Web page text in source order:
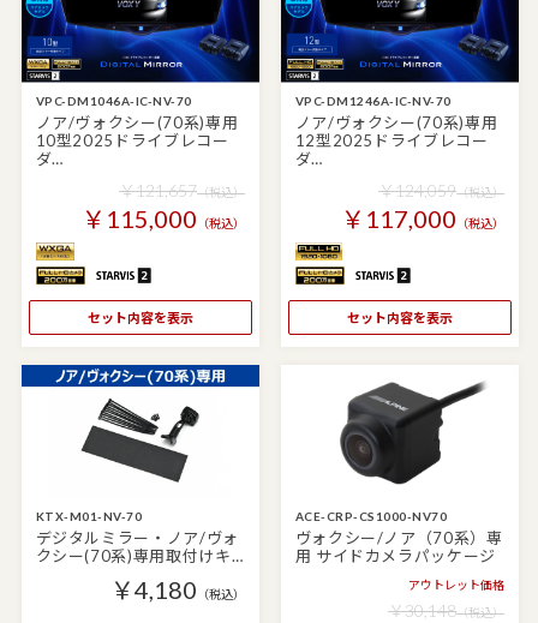
VPC-DM1046A-IC-NV-70
ノア/ヴォクシー(70系)専用
10型2025ドライブレコー
ダ…
￥121,657（税込）
￥115,000 （税込）
セット内容を表示
VPC-DM1246A-IC-NV-70
ノア/ヴォクシー(70系)専用
12型2025ドライブレコー
ダ…
￥124,059（税込）
￥117,000 （税込）
セット内容を表示
KTX-M01-NV-70
デジタルミラー・ノア/ヴォ
クシー(70系)専用取付けキ…
￥4,180 （税込）
ACE-CRP-CS1000-NV70
ヴォクシー/ノア（70系）専
用 サイドカメラパッケージ
アウトレット価格
￥30,148（税込）